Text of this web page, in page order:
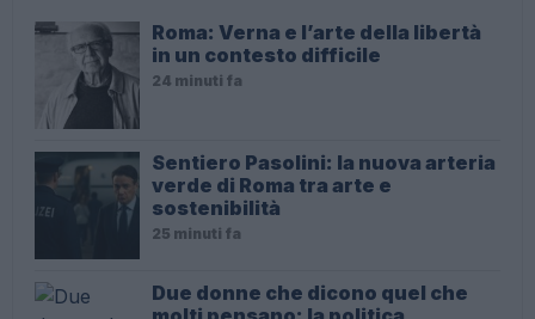
Roma: Verna e l’arte della libertà
in un contesto difficile
24 minuti fa
Sentiero Pasolini: la nuova arteria
verde di Roma tra arte e
sostenibilità
25 minuti fa
Due donne che dicono quel che